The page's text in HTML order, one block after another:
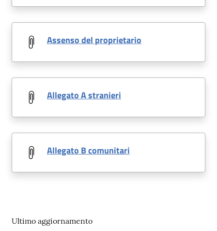
Assenso del proprietario
Allegato A stranieri
Allegato B comunitari
Ultimo aggiornamento